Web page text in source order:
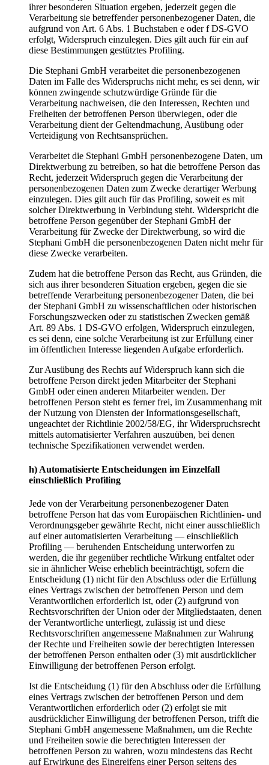
ihrer besonderen Situation ergeben, jederzeit gegen die
Verarbeitung sie betreffender personenbezogener Daten, die
aufgrund von Art. 6 Abs. 1 Buchstaben e oder f DS-GVO
erfolgt, Widerspruch einzulegen. Dies gilt auch für ein auf
diese Bestimmungen gestütztes Profiling.
Die Stephani GmbH verarbeitet die personenbezogenen
Daten im Falle des Widerspruchs nicht mehr, es sei denn, wir
können zwingende schutzwürdige Gründe für die
Verarbeitung nachweisen, die den Interessen, Rechten und
Freiheiten der betroffenen Person überwiegen, oder die
Verarbeitung dient der Geltendmachung, Ausübung oder
Verteidigung von Rechtsansprüchen.
Verarbeitet die Stephani GmbH personenbezogene Daten, um
Direktwerbung zu betreiben, so hat die betroffene Person das
Recht, jederzeit Widerspruch gegen die Verarbeitung der
personenbezogenen Daten zum Zwecke derartiger Werbung
einzulegen. Dies gilt auch für das Profiling, soweit es mit
solcher Direktwerbung in Verbindung steht. Widerspricht die
betroffene Person gegenüber der Stephani GmbH der
Verarbeitung für Zwecke der Direktwerbung, so wird die
Stephani GmbH die personenbezogenen Daten nicht mehr für
diese Zwecke verarbeiten.
Zudem hat die betroffene Person das Recht, aus Gründen, die
sich aus ihrer besonderen Situation ergeben, gegen die sie
betreffende Verarbeitung personenbezogener Daten, die bei
der Stephani GmbH zu wissenschaftlichen oder historischen
Forschungszwecken oder zu statistischen Zwecken gemäß
Art. 89 Abs. 1 DS-GVO erfolgen, Widerspruch einzulegen,
es sei denn, eine solche Verarbeitung ist zur Erfüllung einer
im öffentlichen Interesse liegenden Aufgabe erforderlich.
Zur Ausübung des Rechts auf Widerspruch kann sich die
betroffene Person direkt jeden Mitarbeiter der Stephani
GmbH oder einen anderen Mitarbeiter wenden. Der
betroffenen Person steht es ferner frei, im Zusammenhang mit
der Nutzung von Diensten der Informationsgesellschaft,
ungeachtet der Richtlinie 2002/58/EG, ihr Widerspruchsrecht
mittels automatisierter Verfahren auszuüben, bei denen
technische Spezifikationen verwendet werden.
h) Automatisierte Entscheidungen im Einzelfall
einschließlich Profiling
Jede von der Verarbeitung personenbezogener Daten
betroffene Person hat das vom Europäischen Richtlinien- und
Verordnungsgeber gewährte Recht, nicht einer ausschließlich
auf einer automatisierten Verarbeitung — einschließlich
Profiling — beruhenden Entscheidung unterworfen zu
werden, die ihr gegenüber rechtliche Wirkung entfaltet oder
sie in ähnlicher Weise erheblich beeinträchtigt, sofern die
Entscheidung (1) nicht für den Abschluss oder die Erfüllung
eines Vertrags zwischen der betroffenen Person und dem
Verantwortlichen erforderlich ist, oder (2) aufgrund von
Rechtsvorschriften der Union oder der Mitgliedstaaten, denen
der Verantwortliche unterliegt, zulässig ist und diese
Rechtsvorschriften angemessene Maßnahmen zur Wahrung
der Rechte und Freiheiten sowie der berechtigten Interessen
der betroffenen Person enthalten oder (3) mit ausdrücklicher
Einwilligung der betroffenen Person erfolgt.
Ist die Entscheidung (1) für den Abschluss oder die Erfüllung
eines Vertrags zwischen der betroffenen Person und dem
Verantwortlichen erforderlich oder (2) erfolgt sie mit
ausdrücklicher Einwilligung der betroffenen Person, trifft die
Stephani GmbH angemessene Maßnahmen, um die Rechte
und Freiheiten sowie die berechtigten Interessen der
betroffenen Person zu wahren, wozu mindestens das Recht
auf Erwirkung des Eingreifens einer Person seitens des